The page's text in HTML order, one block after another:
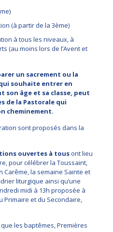
(à partir de la 3ème)
à tous les niveaux, à
(au moins lors de l’Avent et
un sacrement ou la
souhaite entrer en
son âge et sa classe, peut
de la Pastorale qui
cheminement.
sont proposés dans la
ouvertes à tousont lieu
pour célébrer la Toussaint,
Carême, la semaine Sainte et
liturgique ainsi qu’une
midi à 13h proposée à
et du Secondaire,
les baptêmes, Premières